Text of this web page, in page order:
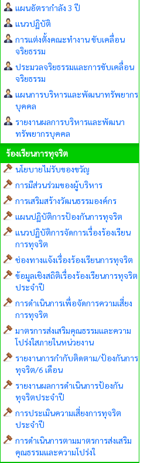
แผนอัตรากำลัง 3 ปี
แนวปฏิบัติ
การแต่งตั้งคณะทำงาน ขับเคลื่อน
จริยธรรม
ประมวลจริยธรรมและการขับเคลื่อน
จริยธรรม
แผนการบริหารและพัฒนาทรัพยากร
บุคคล
รายงานผลการบริหารและพัฒนา
ทรัพยากรบุคคล
ร้องเรียนการทุจริต
นโยบายไม่รับของขวัญ
การมีส่วนร่วมของผู้บริหาร
การเสริมสร้างวัฒนธรรมองค์กร
แผนปฏิบัติการป้องกันการทุจริต
แนวปฏิบัติการจัดการเรื่องร้องเรียน
การทุจริต
ช่องทางแจ้งเรื่องร้องเรียนการทุจริต
ข้อมูลเชิงสถิติเรื่องร้องเรียนการทุจริต
ประจำปี
การดำเนินการเพื่อจัดการความเสี่ยง
การทุจริต
มาตรการส่งเสริมคุณธรรมและความ
โปร่งใสภายในหน่วยงาน
รายงานการกำกับติดตาม/ป้องกันการ
ทุจริต/6 เดือน
รายงานผลการดำเนินการป้องกัน
ทุจริตประจำปี
การประเมินความเสี่ยงการทุจริต
ประจำปี
การดำเนินการตามมาตรการส่งเสริม
คุณธรรมและความโปร่งใ